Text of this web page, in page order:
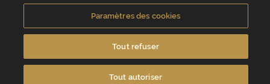
Republica del cacao
Service client
04 75 07 51 51
Paramètres des cookies
Tout refuser
Tout autoriser